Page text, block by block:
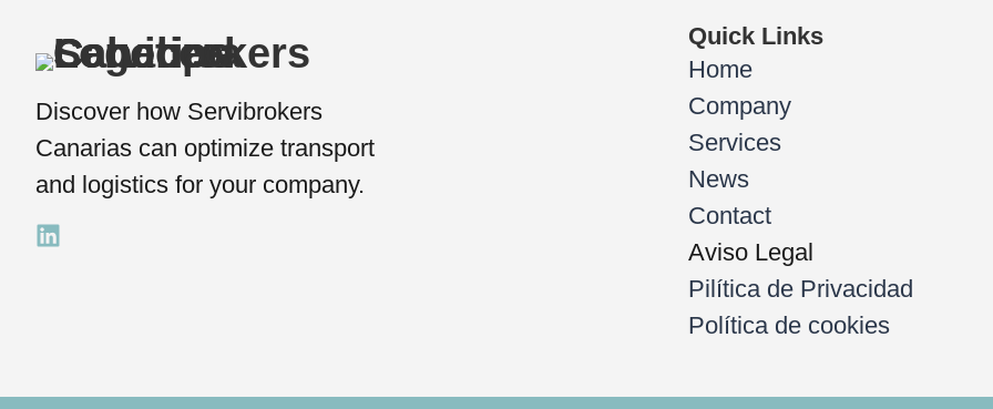
Discover how Servibrokers
Canarias can optimize transport
and logistics for your company.
Quick Links
Home
Company
Services
News
Contact
Aviso Legal
Pilítica de Privacidad
Política de cookies